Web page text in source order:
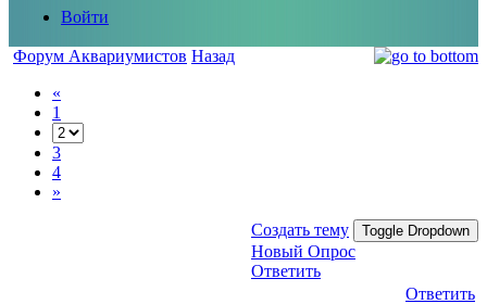
Войти
Форум Аквариумистов Назад
«
1
3
4
»
Создать тему Toggle Dropdown
Новый Опрос
Ответить
Ответить